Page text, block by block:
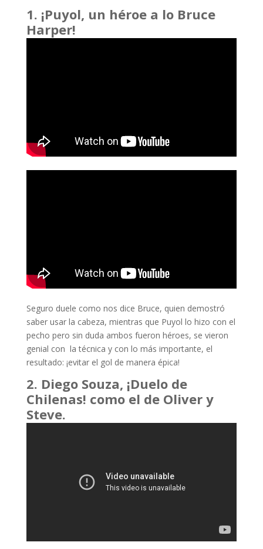
1. ¡Puyol, un héroe a lo Bruce
Harper!
Seguro duele como nos dice Bruce, quien demostró
saber usar la cabeza, mientras que Puyol lo hizo con el
pecho pero sin duda ambos fueron héroes, se vieron
genial con la técnica y con lo más importante, el
resultado: ¡evitar el gol de manera épica!
2. Diego Souza, ¡Duelo de
Chilenas! como el de Oliver y
Steve.